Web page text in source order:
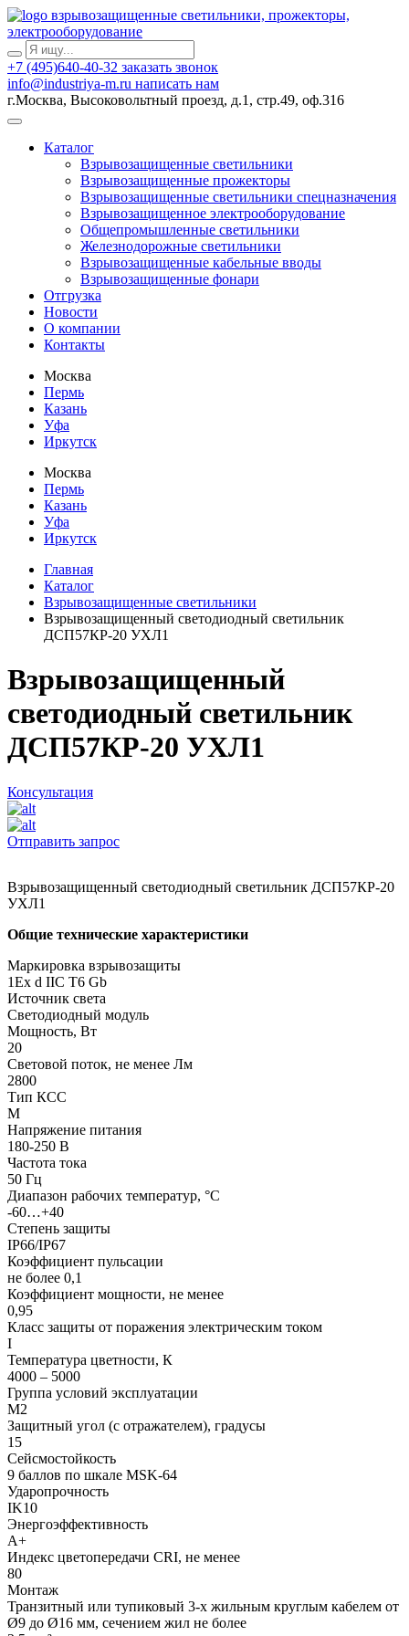
взрывозащищенные светильники, прожекторы,
электрооборудование
+7 (495)640-40-32 заказать звонок
info@industriya-m.ru написать нам
г.Москва, Высоковольтный проезд, д.1, стр.49, оф.316
Каталог
Взрывозащищенные светильники
Взрывозащищенные прожекторы
Взрывозащищенные светильники спецназначения
Взрывозащищенное электрооборудование
Общепромышленные светильники
Железнодорожные светильники
Взрывозащищенные кабельные вводы
Взрывозащищенные фонари
Отгрузка
Новости
О компании
Контакты
Москва
Пермь
Казань
Уфа
Иркутск
Москва
Пермь
Казань
Уфа
Иркутск
Главная
Каталог
Взрывозащищенные светильники
Взрывозащищенный светодиодный светильник
ДСП57КР-20 УХЛ1
Взрывозащищенный
светодиодный светильник
ДСП57КР-20 УХЛ1
Консультация
Отправить запрос
Взрывозащищенный светодиодный светильник ДСП57КР-20
УХЛ1
Общие технические характеристики
Маркировка взрывозащиты
1Ex d IIC T6 Gb
Источник света
Светодиодный модуль
Мощность, Вт
20
Световой поток, не менее Лм
2800
Тип КСС
М
Напряжение питания
180-250 В
Частота тока
50 Гц
Диапазон рабочих температур, °С
-60…+40
Степень защиты
IP66/IP67
Коэффициент пульсации
не более 0,1
Коэффициент мощности, не менее
0,95
Класс защиты от поражения электрическим током
I
Температура цветности, К
4000 – 5000
Группа условий эксплуатации
М2
Защитный угол (с отражателем), градусы
15
Сейсмостойкость
9 баллов по шкале МSK-64
Ударопрочность
IK10
Энергоэффективность
А+
Индекс цветопередачи CRI, не менее
80
Монтаж
Транзитный или тупиковый 3-х жильным круглым кабелем от
Ø9 до Ø16 мм, сечением жил не более